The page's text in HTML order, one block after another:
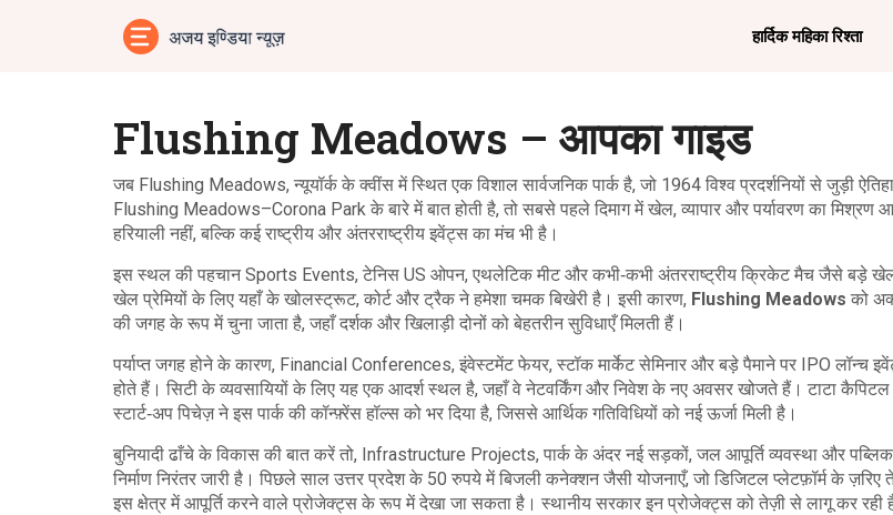
हार्दिक महिका रिश्ता
Flushing Meadows – आपका गाइड
जब Flushing Meadows, न्यूयॉर्क के क्वींस में स्थित एक विशाल सार्वजनिक पार्क है, जो 1964 विश्व प्रदर्शनियों से जुड़ी
Flushing Meadows–Corona Park के बारे में बात होती है, तो सबसे पहले दिमाग में खेल, व्यापार और पर्यावरण का मिश्रण
हरियाली नहीं, बल्कि कई राष्ट्रीय और अंतरराष्ट्रीय इवेंट्स का मंच भी है।
इस स्थल की पहचानSports Events, टेनिस US ओपन, एथलेटिक मीट और कभी‑कभी अंतरराष्ट्रीय क्रिकेट मैच जैसे बड़े
खेल प्रेमियों के लिए यहाँ के खोलस्ट्रूट, कोर्ट और ट्रैक ने हमेशा चमक बिखेरी है। इसी कारण, Flushing Meadows को
की जगह के रूप में चुना जाता है, जहाँ दर्शक और खिलाड़ी दोनों को बेहतरीन सुविधाएँ मिलती हैं।
पर्याप्त जगह होने के कारण, Financial Conferences, इंवेस्टमेंट फेयर, स्टॉक मार्केट सेमिनार और बड़े पैमाने पर IPO लॉन्च
होते हैं। सिटी के व्यवसायियों के लिए यह एक आदर्श स्थल है, जहाँ वे नेटवर्किंग और निवेश के नए अवसर खोजते हैं। टाटा
स्टार्ट‑अप पिचेज़ ने इस पार्क की कॉन्फ़्रेंस हॉल्स को भर दिया है, जिससे आर्थिक गतिविधियों को नई ऊर्जा मिली है।
बुनियादी ढाँचे के विकास की बात करें तो, Infrastructure Projects, पार्क के अंदर नई सड़कों, जल आपूर्ति व्यवस्था और पब्लिक
निर्माण निरंतर जारी है। पिछले साल उत्तर प्रदेश के 50 रुपये में बिजली कनेक्शन जैसी योजनाएँ, जो डिजिटल प्लेटफ़ॉर्म के ज़रिए
इस क्षेत्र में आपूर्ति करने वाले प्रोजेक्ट्स के रूप में देखा जा सकता है। स्थानीय सरकार इन प्रोजेक्ट्स को तेज़ी से लागू कर रही